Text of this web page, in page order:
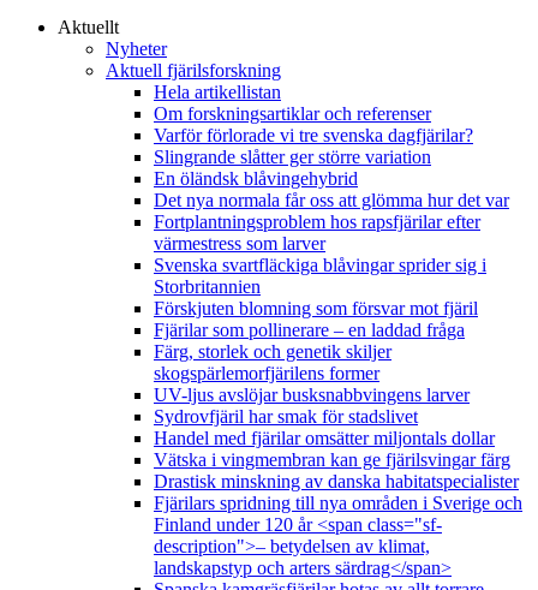
Aktuellt
Nyheter
Aktuell fjärilsforskning
Hela artikellistan
Om forskningsartiklar och referenser
Varför förlorade vi tre svenska dagfjärilar?
Slingrande slåtter ger större variation
En öländsk blåvingehybrid
Det nya normala får oss att glömma hur det var
Fortplantningsproblem hos rapsfjärilar efter
värmestress som larver
Svenska svartfläckiga blåvingar sprider sig i
Storbritannien
Förskjuten blomning som försvar mot fjäril
Fjärilar som pollinerare – en laddad fråga
Färg, storlek och genetik skiljer
skogspärlemorfjärilens former
UV-ljus avslöjar busksnabbvingens larver
Sydrovfjäril har smak för stadslivet
Handel med fjärilar omsätter miljontals dollar
Vätska i vingmembran kan ge fjärilsvingar färg
Drastisk minskning av danska habitatspecialister
Fjärilars spridning till nya områden i Sverige och
Finland under 120 år <span class="sf-
description">– betydelsen av klimat,
landskapstyp och arters särdrag</span>